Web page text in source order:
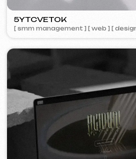
STAND UP PRAGUE
[ bannery ] [ meta ads reklama ]